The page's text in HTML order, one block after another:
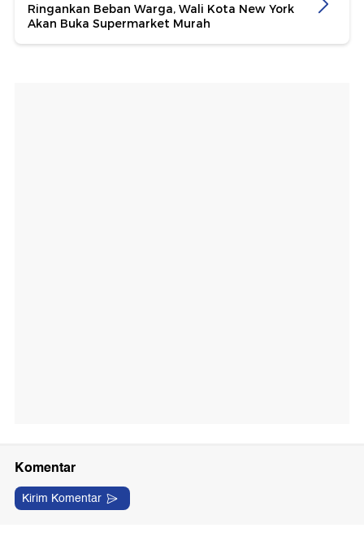
Ringankan Beban Warga, Wali Kota New York
Akan Buka Supermarket Murah